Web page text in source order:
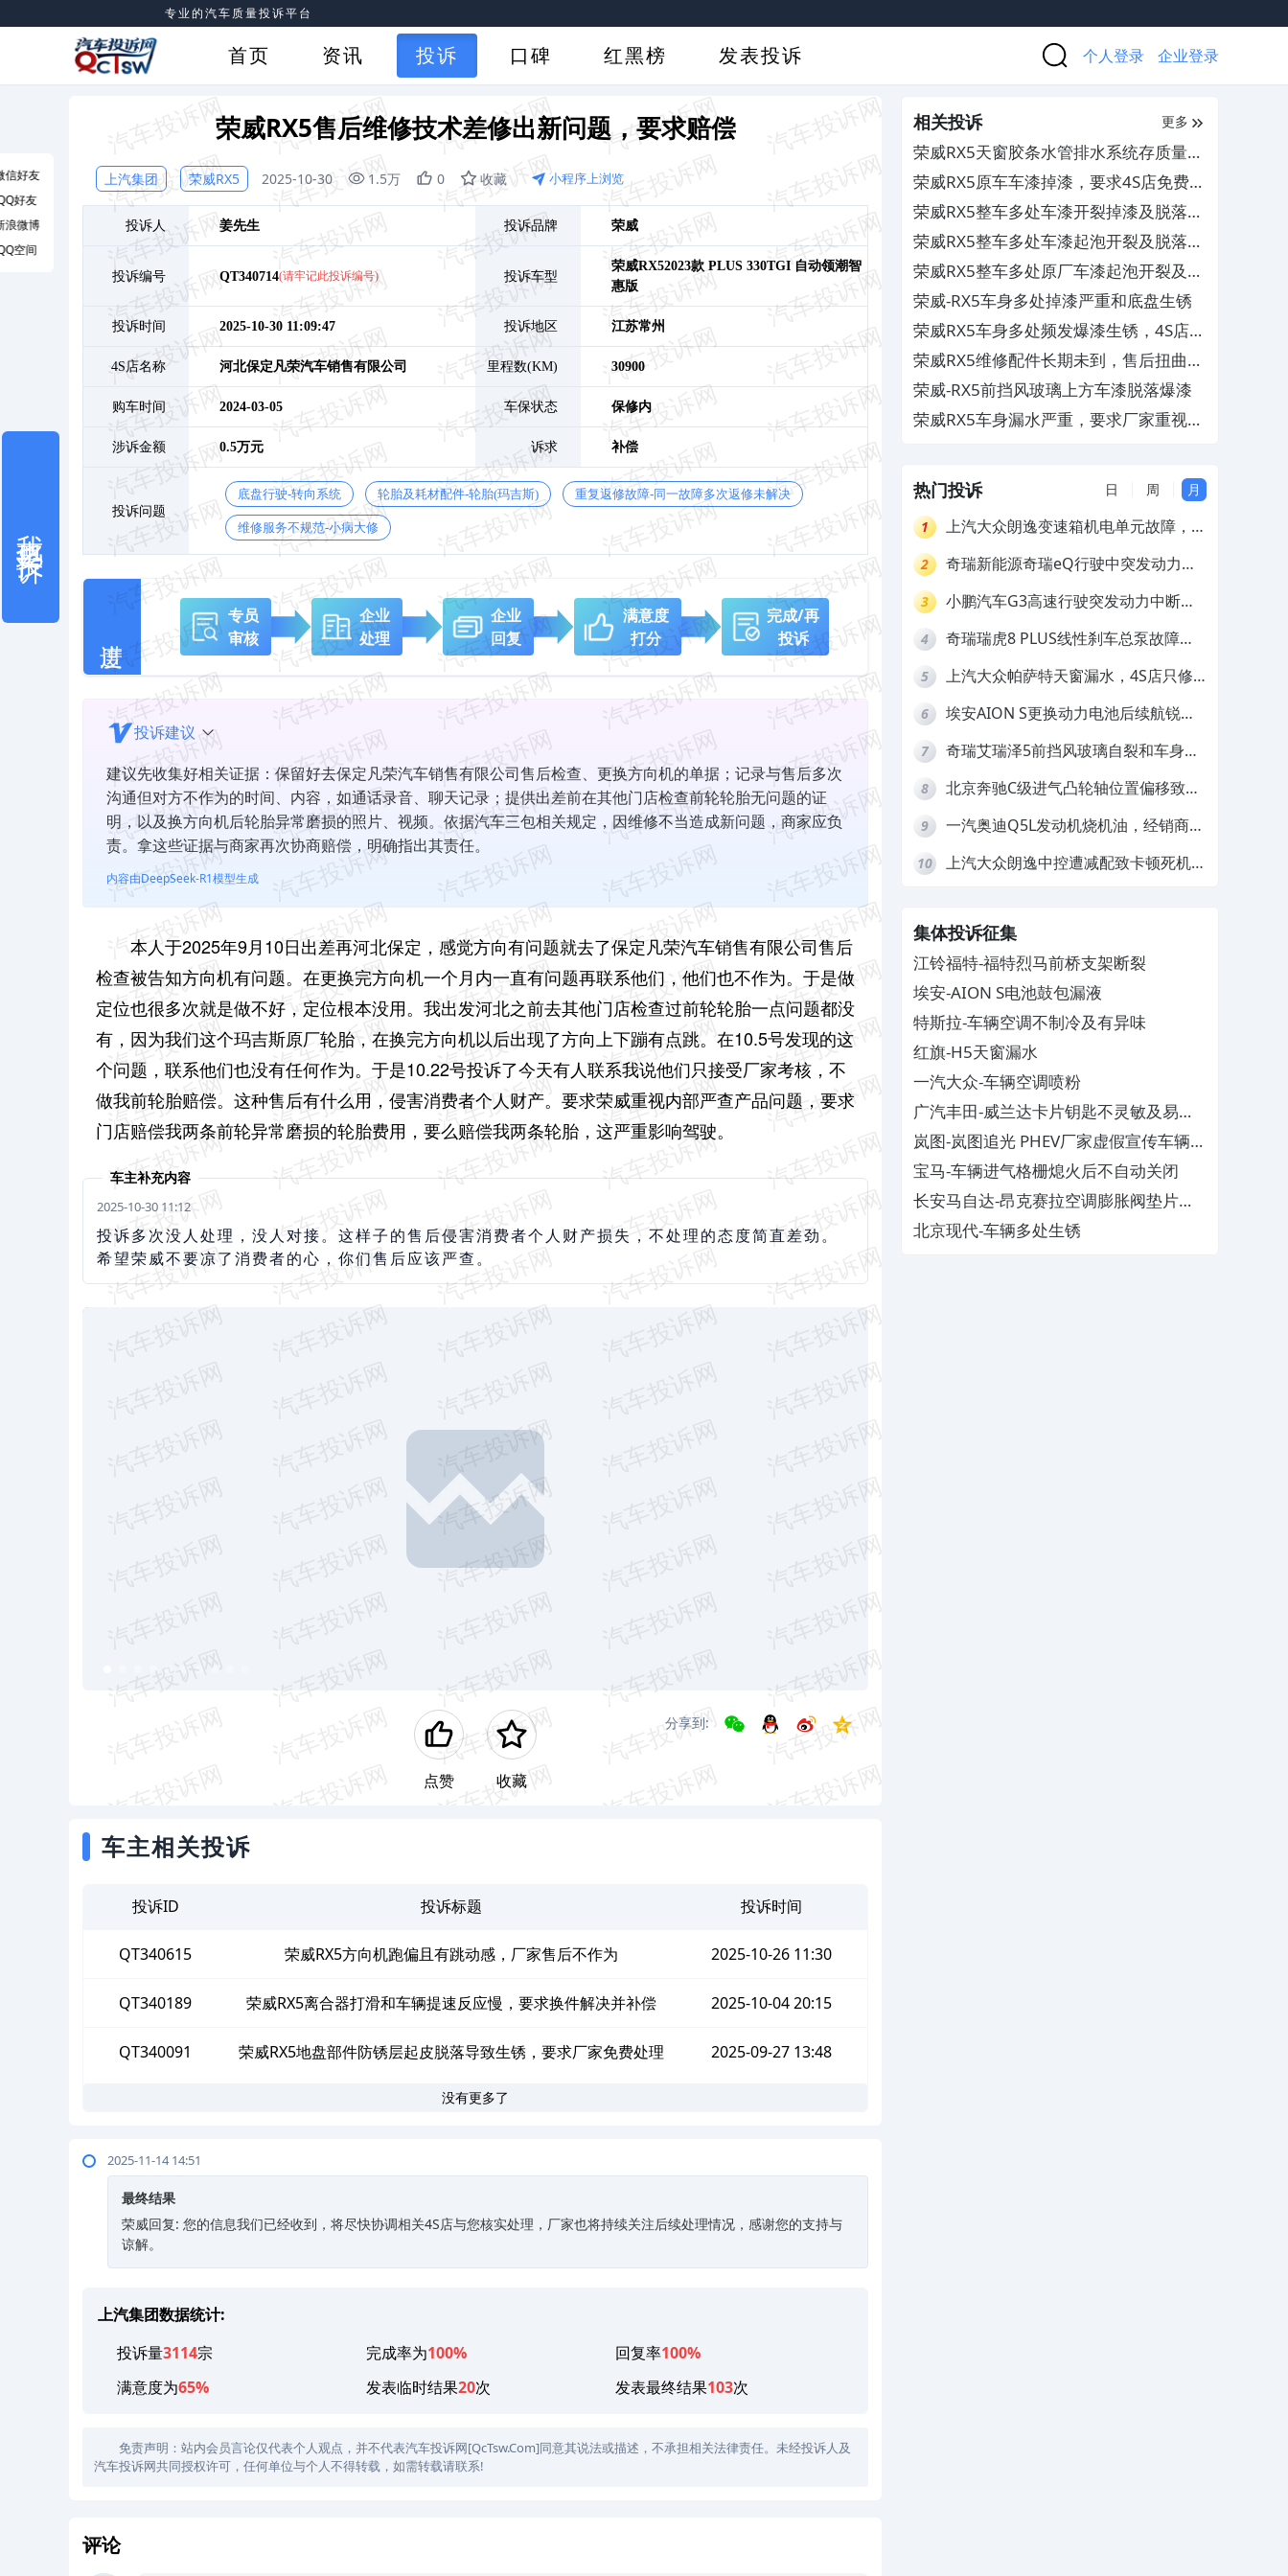
专业的汽车质量投诉平台
首页 资讯 投诉 口碑 红黑榜 发表投诉 个人登录 企业登录
荣威RX5售后维修技术差修出新问题，要求赔偿
上汽集团 荣威RX5 2025-10-30 1.5万 0 收藏 小程序上浏览
投诉人 姜先生 投诉品牌 荣威
投诉编号 QT340714(请牢记此投诉编号) 投诉车型
荣威RX52023款 PLUS 330TGI 自动领潮智
惠版
投诉时间 2025-10-30 11:09:47 投诉地区 江苏常州
4S店名称 河北保定凡荣汽车销售有限公司 里程数(KM) 30900
购车时间 2024-03-05 车保状态 保修内
涉诉金额 0.5万元 诉求 补偿
投诉问题
底盘行驶-转向系统 轮胎及耗材配件-轮胎(玛吉斯) 重复返修故障-同一故障多次返修未解决
维修服务不规范-小病大修
专员
审核
企业
处理
企业
回复
满意度
打分
完成/再
投诉
投诉建议
建议先收集好相关证据：保留好去保定凡荣汽车销售有限公司售后检查、更换方向机的单据；记录与售后多次
沟通但对方不作为的时间、内容，如通话录音、聊天记录；提供出差前在其他门店检查前轮轮胎无问题的证
明，以及换方向机后轮胎异常磨损的照片、视频。依据汽车三包相关规定，因维修不当造成新问题，商家应负
责。拿这些证据与商家再次协商赔偿，明确指出其责任。
内容由DeepSeek-R1模型生成
本人于2025年9月10日出差再河北保定，感觉方向有问题就去了保定凡荣汽车销售有限公司售后
检查被告知方向机有问题。在更换完方向机一个月内一直有问题再联系他们，他们也不作为。于是做
定位也很多次就是做不好，定位根本没用。我出发河北之前去其他门店检查过前轮轮胎一点问题都没
有，因为我们这个玛吉斯原厂轮胎，在换完方向机以后出现了方向上下蹦有点跳。在10.5号发现的这
个问题，联系他们也没有任何作为。于是10.22号投诉了今天有人联系我说他们只接受厂家考核，不
做我前轮胎赔偿。这种售后有什么用，侵害消费者个人财产。要求荣威重视内部严查产品问题，要求
门店赔偿我两条前轮异常磨损的轮胎费用，要么赔偿我两条轮胎，这严重影响驾驶。
车主补充内容
2025-10-30 11:12
投诉多次没人处理，没人对接。这样子的售后侵害消费者个人财产损失，不处理的态度简直差劲。
希望荣威不要凉了消费者的心，你们售后应该严查。
点赞 收藏
分享到:
车主相关投诉
投诉ID 投诉标题 投诉时间
QT340615 荣威RX5方向机跑偏且有跳动感，厂家售后不作为 2025-10-26 11:30
QT340189 荣威RX5离合器打滑和车辆提速反应慢，要求换件解决并补偿 2025-10-04 20:15
QT340091 荣威RX5地盘部件防锈层起皮脱落导致生锈，要求厂家免费处理 2025-09-27 13:48
没有更多了
2025-11-14 14:51
最终结果
荣威回复: 您的信息我们已经收到，将尽快协调相关4S店与您核实处理，厂家也将持续关注后续处理情况，感谢您的支持与
谅解。
上汽集团数据统计:
投诉量3114宗 完成率为100% 回复率100%
满意度为65% 发表临时结果20次 发表最终结果103次
免责声明：站内会员言论仅代表个人观点，并不代表汽车投诉网[QcTsw.Com]同意其说法或描述，不承担相关法律责任。未经投诉人及
汽车投诉网共同授权许可，任何单位与个人不得转载，如需转载请联系!
评论
相关投诉 更多
荣威RX5天窗胶条水管排水系统存质量缺
陷，厂商相互推诿不解决
荣威RX5原车车漆掉漆，要求4S店免费维
修
荣威RX5整车多处车漆开裂掉漆及脱落，
要求厂家免费维修
荣威RX5整车多处车漆起泡开裂及脱落，
要求厂家免费维修
荣威RX5整车多处原厂车漆起泡开裂及锈
蚀，要求厂家免费维修
荣威-RX5车身多处掉漆严重和底盘生锈
荣威RX5车身多处频发爆漆生锈，4S店多
次维修未解决
荣威RX5维修配件长期未到，售后扭曲事
实不予更换
荣威-RX5前挡风玻璃上方车漆脱落爆漆
荣威RX5车身漏水严重，要求厂家重视并
热门投诉 日 周 月
1
上汽大众朗逸变速箱机电单元故障，厂
2
奇瑞新能源奇瑞eQ行驶中突发动力受
拒绝三电质保
3
小鹏汽车G3高速行驶突发动力中断，
4
奇瑞瑞虎8 PLUS线性刹车总泵故障，
5
上汽大众帕萨特天窗漏水，4S店只修
6
埃安AION S更换动力电池后续航锐
7
奇瑞艾瑞泽5前挡风玻璃自裂和车身多
8
北京奔驰C级进气凸轮轴位置偏移致发
9
一汽奥迪Q5L发动机烧机油，经销商推
10
上汽大众朗逸中控遭减配致卡顿死机，
集体投诉征集
江铃福特-福特烈马前桥支架断裂
埃安-AION S电池鼓包漏液
特斯拉-车辆空调不制冷及有异味
红旗-H5天窗漏水
一汽大众-车辆空调喷粉
广汽丰田-威兰达卡片钥匙不灵敏及易消
磁
岚图-岚图追光 PHEV厂家虚假宣传车辆配
置与功能
宝马-车辆进气格栅熄火后不自动关闭
长安马自达-昂克赛拉空调膨胀阀垫片生
锈
北京现代-车辆多处生锈
信好友
好友
浪微博
空间